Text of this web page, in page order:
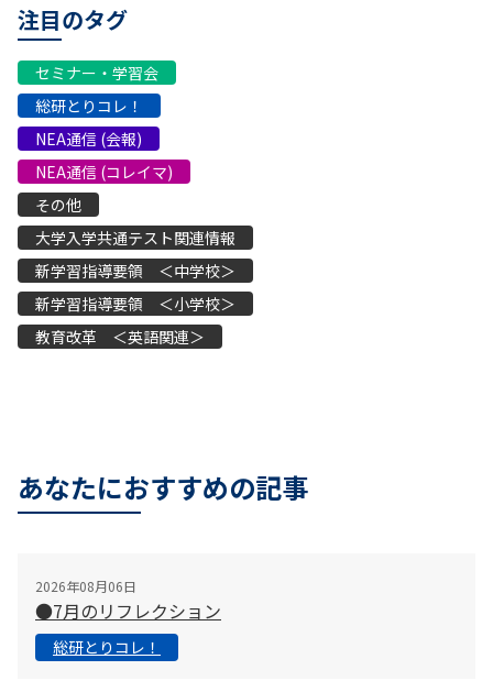
注目のタグ
セミナー・学習会
総研とりコレ！
NEA通信 (会報)
NEA通信 (コレイマ)
その他
大学入学共通テスト関連情報
新学習指導要領 ＜中学校＞
新学習指導要領 ＜小学校＞
教育改革 ＜英語関連＞
あなたにおすすめの記事
2026年08月06日
●7月のリフレクション
総研とりコレ！